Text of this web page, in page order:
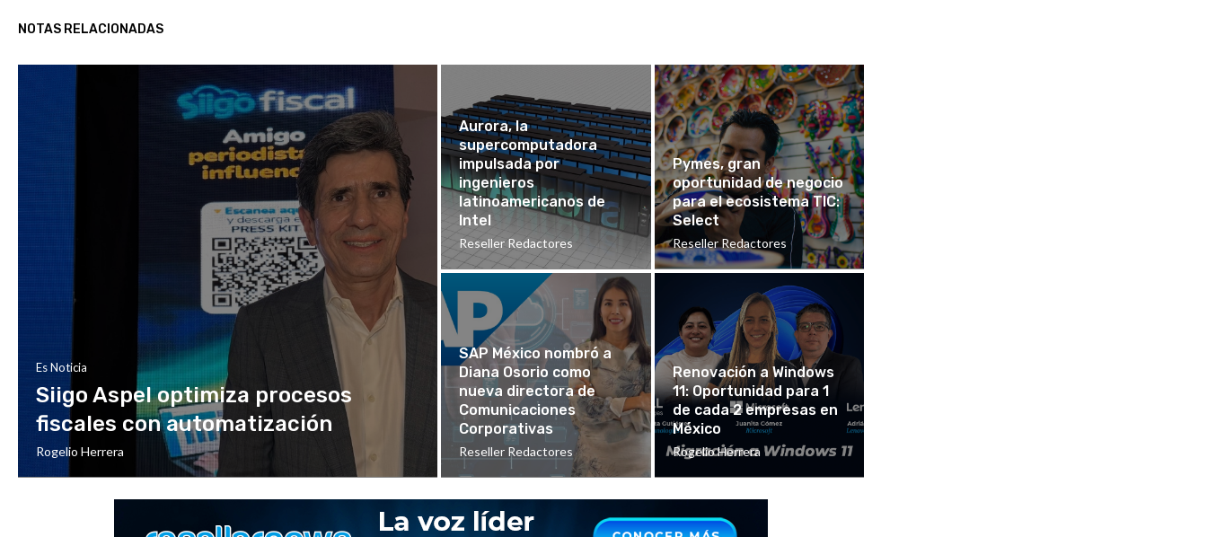
NOTAS RELACIONADAS
Es Noticia
Siigo Aspel optimiza procesos
fiscales con automatización
Rogelio Herrera
Aurora, la
supercomputadora
impulsada por
ingenieros
latinoamericanos de
Intel
Reseller Redactores
Pymes, gran
oportunidad de negocio
para el ecosistema TIC:
Select
Reseller Redactores
SAP México nombró a
Diana Osorio como
nueva directora de
Comunicaciones
Corporativas
Reseller Redactores
Renovación a Windows
11: Oportunidad para 1
de cada 2 empresas en
México
Rogelio Herrera